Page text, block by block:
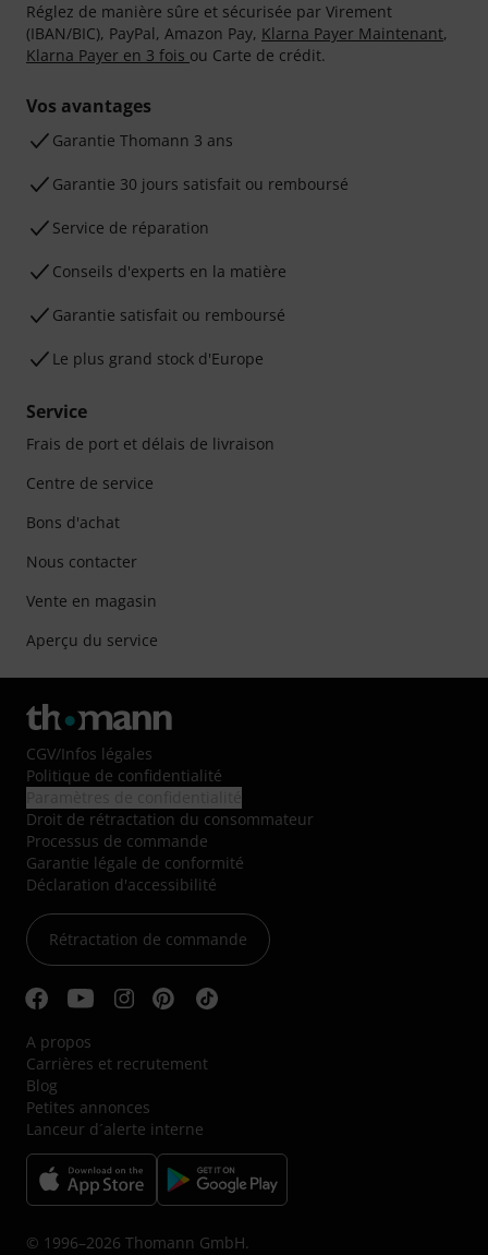
Réglez de manière sûre et sécurisée par Virement
(IBAN/BIC), PayPal, Amazon Pay, Klarna Payer Maintenant,
Klarna Payer en 3 fois ou Carte de crédit.
Vos avantages
Ga­ran­tie Thomann 3 ans
Garantie 30 jours satisfait ou remboursé
Service de réparation
Conseils d'experts en la matière
Garantie satisfait ou remboursé
Le plus grand stock d'Europe
Service
Frais de port et délais de livraison
Centre de service
Bons d'achat
Nous contacter
Vente en magasin
Aperçu du service
CGV/Infos légales
Politique de confidentialité
Droit de rétractation du consommateur
Processus de commande
Garantie légale de conformité
Déclaration d'accessibilité
Rétractation de commande
A propos
Carrières et recrutement
Blog
Petites annonces
Lanceur d´alerte interne
© 1996–2026 Thomann GmbH.